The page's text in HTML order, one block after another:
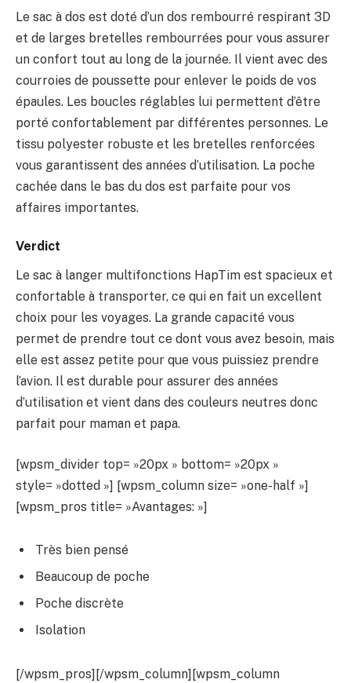
Le sac à dos est doté d’un dos rembourré respirant 3D
et de larges bretelles rembourrées pour vous assurer
un confort tout au long de la journée. Il vient avec des
courroies de poussette pour enlever le poids de vos
épaules. Les boucles réglables lui permettent d’être
porté confortablement par différentes personnes. Le
tissu polyester robuste et les bretelles renforcées
vous garantissent des années d’utilisation. La poche
cachée dans le bas du dos est parfaite pour vos
affaires importantes.
Verdict
Le sac à langer multifonctions HapTim est spacieux et
confortable à transporter, ce qui en fait un excellent
choix pour les voyages. La grande capacité vous
permet de prendre tout ce dont vous avez besoin, mais
elle est assez petite pour que vous puissiez prendre
l’avion. Il est durable pour assurer des années
d’utilisation et vient dans des couleurs neutres donc
parfait pour maman et papa.
[wpsm_divider top= »20px » bottom= »20px »
style= »dotted »] [wpsm_column size= »one-half »]
[wpsm_pros title= »Avantages: »]
Très bien pensé
Beaucoup de poche
Poche discrète
Isolation
[/wpsm_pros][/wpsm_column][wpsm_column